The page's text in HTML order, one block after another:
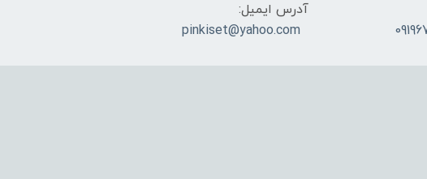
آدرس ایمیل:
pinkiset@yahoo.com